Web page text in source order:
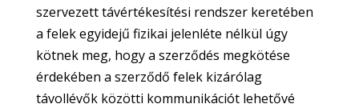
szervezett távértékesítési rendszer keretében
a felek egyidejű fizikai jelenléte nélkül úgy
kötnek meg, hogy a szerződés megkötése
érdekében a szerződő felek kizárólag
távollévők közötti kommunikációt lehetővé